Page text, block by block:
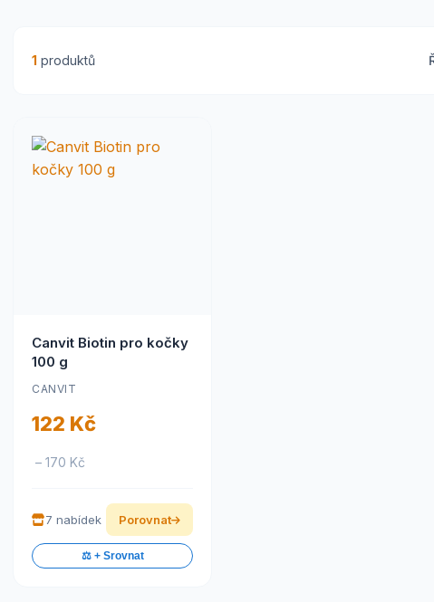
1 produktů
Canvit Biotin pro kočky
100 g
CANVIT
122 Kč
– 170 Kč
7 nabídek Porovnat
⚖️ + Srovnat